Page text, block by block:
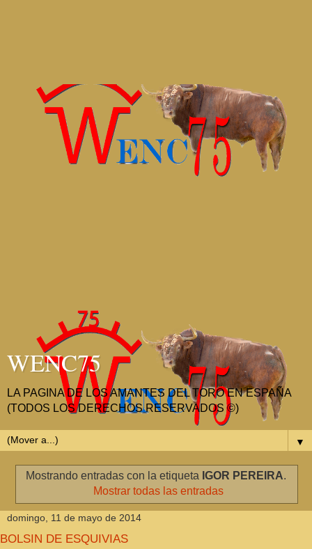
WENC75
LA PAGINA DE LOS AMANTES DEL TORO EN ESPAÑA
(TODOS LOS DERECHOS RESERVADOS ©)
▼
Mostrando entradas con la etiqueta IGOR PEREIRA.
Mostrar todas las entradas
domingo, 11 de mayo de 2014
BOLSIN DE ESQUIVIAS